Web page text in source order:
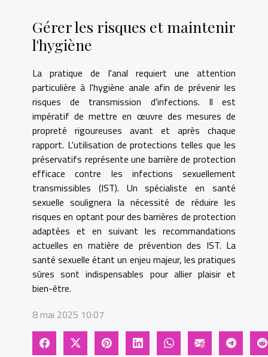
Gérer les risques et maintenir
l'hygiène
La pratique de l'anal requiert une attention
particulière à l'hygiène anale afin de prévenir les
risques de transmission d'infections. Il est
impératif de mettre en œuvre des mesures de
propreté rigoureuses avant et après chaque
rapport. L'utilisation de protections telles que les
préservatifs représente une barrière de protection
efficace contre les infections sexuellement
transmissibles (IST). Un spécialiste en santé
sexuelle soulignera la nécessité de réduire les
risques en optant pour des barrières de protection
adaptées et en suivant les recommandations
actuelles en matière de prévention des IST. La
santé sexuelle étant un enjeu majeur, les pratiques
sûres sont indispensables pour allier plaisir et
bien-être.
8 mai 2025 10:07